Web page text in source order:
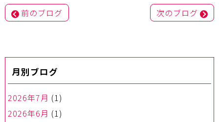
稿
ナ
ー
シ
ョ
ン
前のブログ 次のブログ
月別ブログ
2026年7月 (1)
2026年6月 (1)